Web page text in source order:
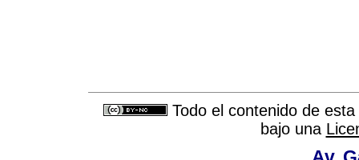
Todo el contenido de
bajo una